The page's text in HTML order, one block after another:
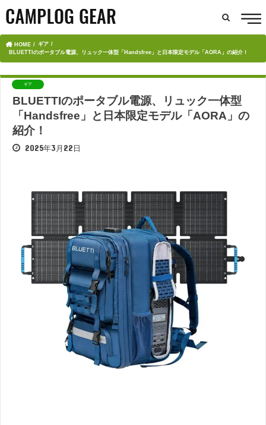
HOME
ギア
BLUETTIのポータブル電源、リュック一体型「Handsfree」と日本限定モデル「AORA」の紹介！
ギア
BLUETTIのポータブル電源、リュック一体型
「Handsfree」と日本限定モデル「AORA」の
紹介！
2025年3月22日